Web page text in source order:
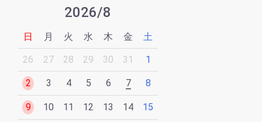
2026/8
日 月 火 水 木 金 土
26 27 28 29 30 31 1
2 3 4 5 6 7 8
9 10 11 12 13 14 15